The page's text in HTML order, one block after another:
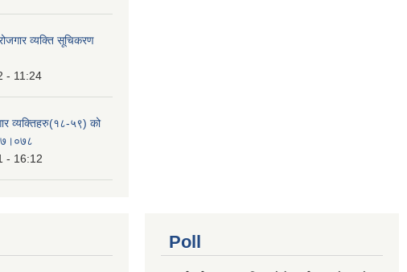
व्यक्ति सूचिकरण
- 11:24
व्यक्तिहरु(१८-५९) को
- 16:12
Poll